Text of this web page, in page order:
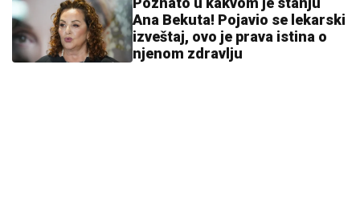
Ana Bekuta! Pojavio se lekarski
izveštaj, ovo je prava istina o
njenom zdravlju